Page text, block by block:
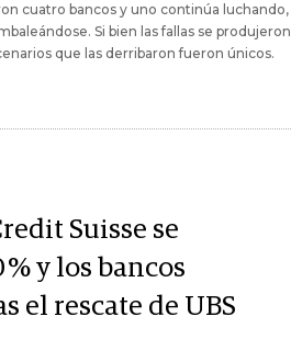
cuatro bancos y uno continúa luchando,
Si bien las fallas se produjeron
que las derribaron fueron únicos.
Suisse se
y los bancos
el rescate de UBS